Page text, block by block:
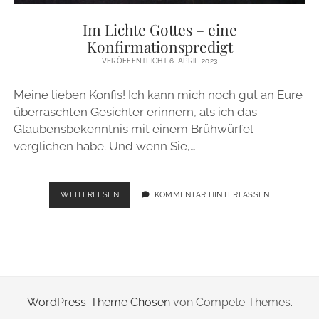
IMPRESSUM
instagram
email
Im Lichte Gottes – eine
Konfirmationspredigt
VERÖFFENTLICHT 6. APRIL 2023
Meine lieben Konfis! Ich kann mich noch gut an Eure
überraschten Gesichter erinnern, als ich das
Glaubensbekenntnis mit einem Brühwürfel
verglichen habe. Und wenn Sie,…
WEITERLESENIM
LICHTE
KOMMENTAR HINTERLASSEN
WordPress-Theme Chosenvon Compete Themes.